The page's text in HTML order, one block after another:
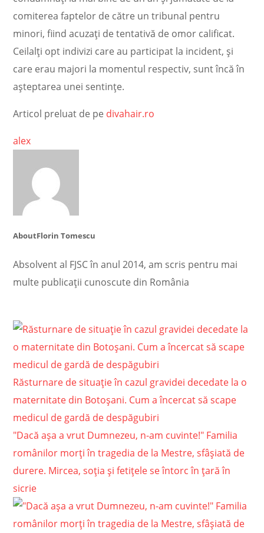
comiterea faptelor de către un tribunal pentru
minori, fiind acuzați de tentativă de omor calificat.
Ceilalți opt indivizi care au participat la incident, și
care erau majori la momentul respectiv, sunt încă în
așteptarea unei sentințe.
Articol preluat de pe divahair.ro
alex
AboutFlorin Tomescu
Absolvent al FJSC în anul 2014, am scris pentru mai
multe publicații cunoscute din România
Răsturnare de situație în cazul gravidei decedate la o
maternitate din Botoșani. Cum a încercat să scape
medicul de gardă de despăgubiri
"Dacă aşa a vrut Dumnezeu, n-am cuvinte!" Familia
românilor morţi în tragedia de la Mestre, sfâşiată de
durere. Mircea, soţia şi fetiţele se întorc în ţară în
sicrie